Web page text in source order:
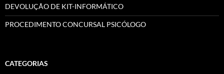
DEVOLUÇÃO DE KIT-INFORMÁTICO
PROCEDIMENTO CONCURSAL PSICÓLOGO
CATEGORIAS